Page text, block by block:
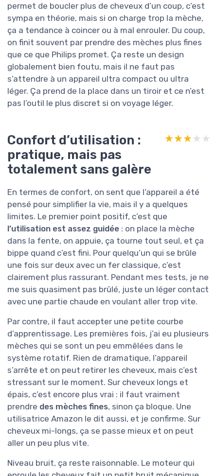
permet de boucler plus de cheveux d’un coup, c’est
sympa en théorie, mais si on charge trop la mèche,
ça a tendance à coincer ou à mal enrouler. Du coup,
on finit souvent par prendre des mèches plus fines
que ce que Philips promet. Ça reste un design
globalement bien foutu, mais il ne faut pas
s’attendre à un appareil ultra compact ou ultra
léger. Ça prend de la place dans un tiroir et ce n’est
pas l’outil le plus discret si on voyage léger.
Confort d’utilisation :
pratique, mais pas
totalement sans galère
★★★★★
★★★★★
En termes de confort, on sent que l’appareil a été
pensé pour simplifier la vie, mais il y a quelques
limites. Le premier point positif, c’est que
l’utilisation est assez guidée : on place la mèche
dans la fente, on appuie, ça tourne tout seul, et ça
bippe quand c’est fini. Pour quelqu’un qui se brûle
une fois sur deux avec un fer classique, c’est
clairement plus rassurant. Pendant mes tests, je ne
me suis quasiment pas brûlé, juste un léger contact
avec une partie chaude en voulant aller trop vite.
Par contre, il faut accepter une petite courbe
d’apprentissage. Les premières fois, j’ai eu plusieurs
mèches qui se sont un peu emmêlées dans le
système rotatif. Rien de dramatique, l’appareil
s’arrête et on peut retirer les cheveux, mais c’est
stressant sur le moment. Sur cheveux longs et
épais, c’est encore plus vrai : il faut vraiment
prendre des mèches fines, sinon ça bloque. Une
utilisatrice Amazon le dit aussi, et je confirme. Sur
cheveux mi-longs, ça se passe mieux et on peut
aller un peu plus vite.
Niveau bruit, ça reste raisonnable. Le moteur qui